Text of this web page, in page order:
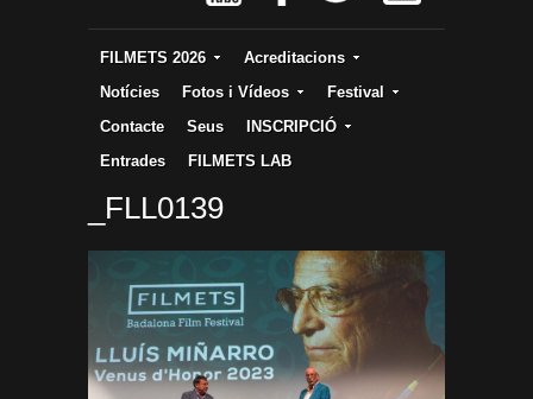
FILMETS 2026
Acreditacions
Notícies
Fotos i Vídeos
Festival
Contacte
Seus
INSCRIPCIÓ
Entrades
FILMETS LAB
_FLL0139